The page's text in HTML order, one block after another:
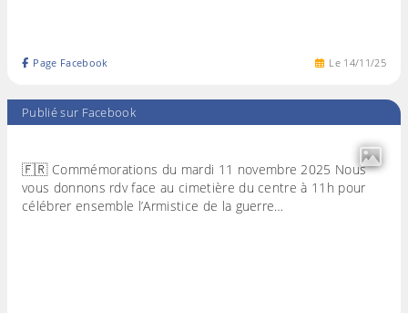
Le 14/11/25
Page Facebook
Publié sur Facebook
🇫🇷 Commémorations du mardi 11 novembre 2025 Nous
vous donnons rdv face au cimetière du centre à 11h pour
célébrer ensemble l’Armistice de la guerre…